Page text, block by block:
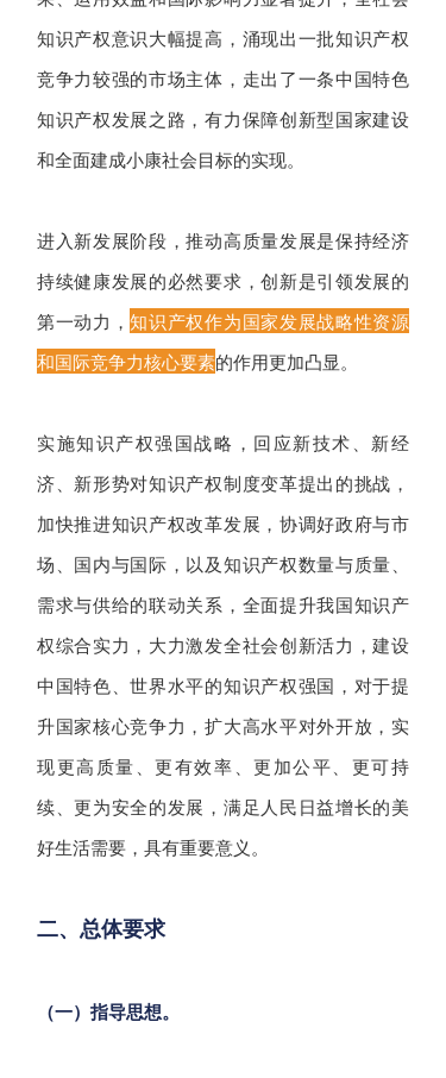
知识产权意识大幅提高，涌现出一批知识产权
竞争力较强的市场主体，走出了一条中国特色
知识产权发展之路，有力保障创新型国家建设
和全面建成小康社会目标的实现。
进入新发展阶段，推动高质量发展是保持经济
持续健康发展的必然要求，创新是引领发展的
第一动力，知识产权作为国家发展战略性资源
和国际竞争力核心要素的作用更加凸显。
实施知识产权强国战略，回应新技术、新经
济、新形势对知识产权制度变革提出的挑战，
加快推进知识产权改革发展，协调好政府与市
场、国内与国际，以及知识产权数量与质量、
需求与供给的联动关系，全面提升我国知识产
权综合实力，大力激发全社会创新活力，建设
中国特色、世界水平的知识产权强国，对于提
升国家核心竞争力，扩大高水平对外开放，实
现更高质量、更有效率、更加公平、更可持
续、更为安全的发展，满足人民日益增长的美
好生活需要，具有重要意义。
二、总体要求
（一）指导思想。